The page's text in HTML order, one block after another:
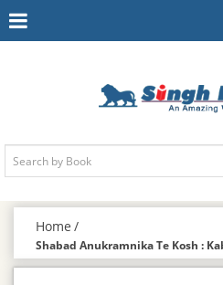
Toggle
Home
Shabad Anukramnika Te Kosh :